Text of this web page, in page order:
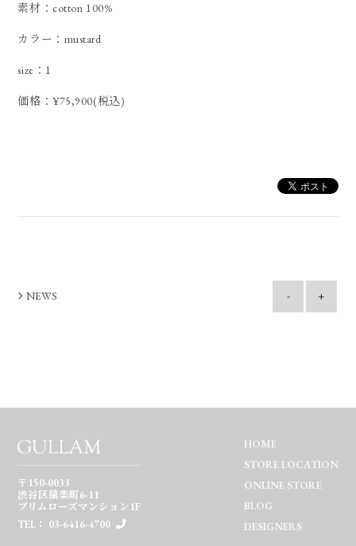
素材：cotton 100%
カラー：mustard
size：1
価格：¥75,900(税込)
NEWS - +
〒150-0033
渋谷区猿楽町6-11
プリムローズマンション1F
TEL： 03-6416-4700
HOME
STORE LOCATION
ONLINE STORE
BLOG
DESIGNERS